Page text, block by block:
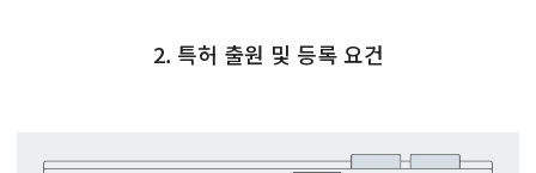
2. 특허 출원 및 등록 요건